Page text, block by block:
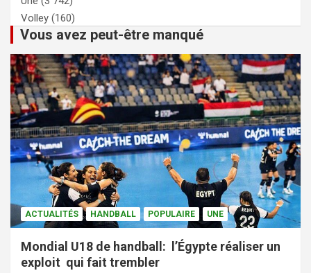
Volley (160)
Vous avez peut-être manqué
ACTUALITÉS HANDBALL POPULAIRE UNE
Mondial U18 de handball: l’Égypte réaliser un
exploit qui fait trembler